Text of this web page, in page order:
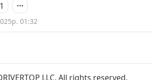
1
01:32
LLC. All rights reserved.